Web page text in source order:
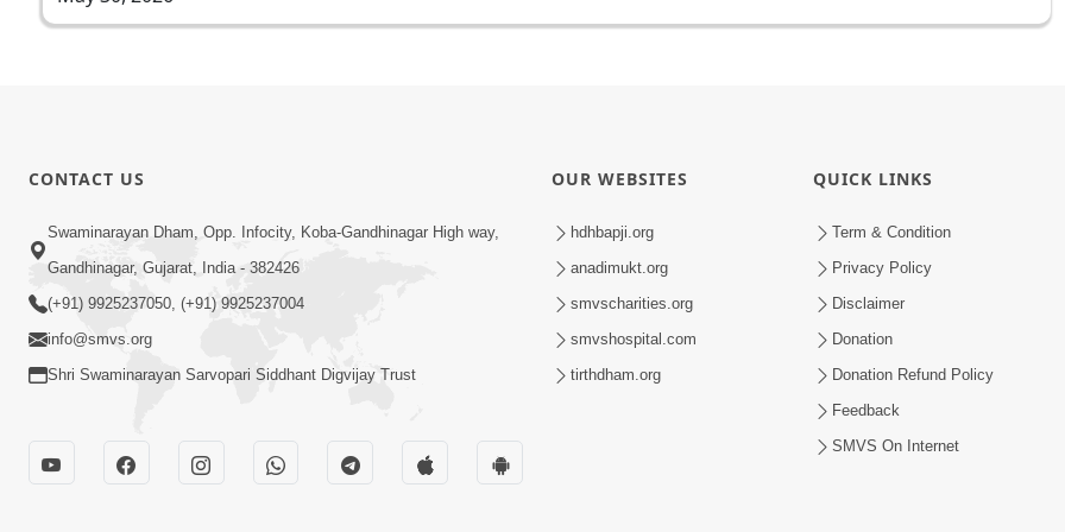
CONTACT US
Swaminarayan Dham, Opp. Infocity, Koba-Gandhinagar High way,
Gandhinagar, Gujarat, India - 382426
(+91) 9925237050, (+91) 9925237004
info@smvs.org
Shri Swaminarayan Sarvopari Siddhant Digvijay Trust
OUR WEBSITES
hdhbapji.org
anadimukt.org
smvscharities.org
smvshospital.com
tirthdham.org
QUICK LINKS
Term & Condition
Privacy Policy
Disclaimer
Donation
Donation Refund Policy
Feedback
SMVS On Internet